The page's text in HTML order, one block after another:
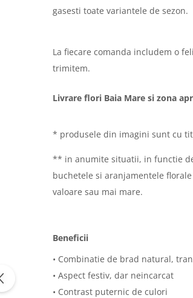
gasesti toate variantele de sezon.
La fiecare comanda includem o
trimitem.
Livrare flori Baia Mare si zona
* produsele din imagini sunt cu
** in anumite situatii, in functie
buchetele si aranjamentele
valoare sau mai mare.
Beneficii
• Combinatie de brad natural,
• Aspect festiv, dar neincarcat
• Contrast puternic de culori